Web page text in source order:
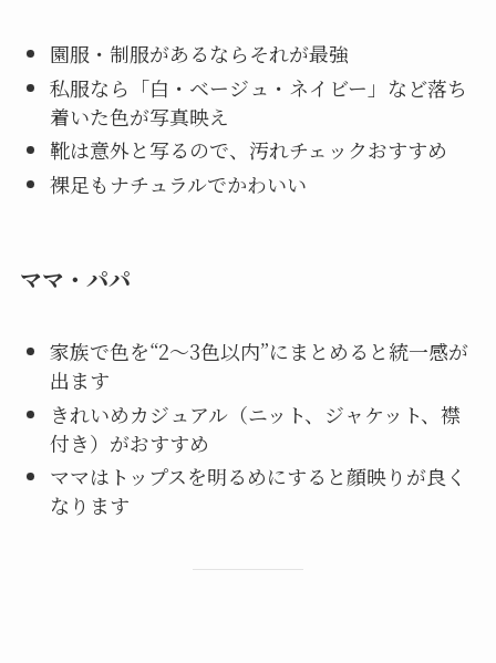
園服・制服があるならそれが最強
私服なら「白・ベージュ・ネイビー」など落ち
着いた色が写真映え
靴は意外と写るので、汚れチェックおすすめ
裸足もナチュラルでかわいい
ママ・パパ
家族で色を“2〜3色以内”にまとめると統一感が
出ます
きれいめカジュアル（ニット、ジャケット、襟
付き）がおすすめ
ママはトップスを明るめにすると顔映りが良く
なります